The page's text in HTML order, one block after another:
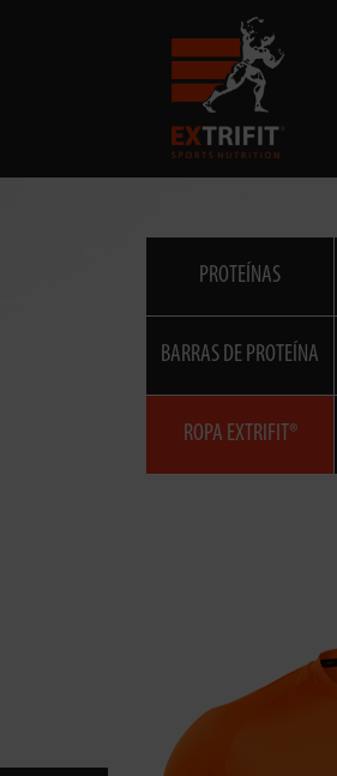
PROTEÍNAS
BARRAS DE PROTEÍNA
ROPA EXTRIFIT®